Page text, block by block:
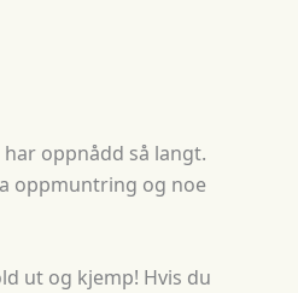
oppnådd så langt.
oppmuntring og noe
ut og kjemp! Hvis du